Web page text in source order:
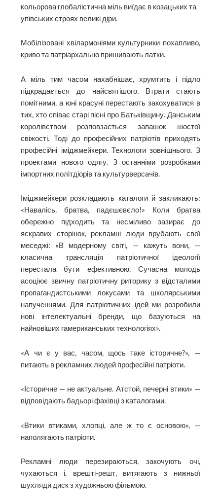
кольорова глобалістична міль виїдає в козацьких та
упівських строях великі діри.
Мобілізовані хвілармоніями культурники похапливо,
криво та патріархально пришивають латки.
А міль тим часом нахабнішає, хрумтить і підло
підкрадається до найсвятішого. Втрати стають
помітними, а юні красуні перестають закохуватися в
тих, хто співає старі пісні про Батьківщину. Данським
королівством розповзається запашок шостої
свіжості. Тоді до професійних патріотів приходять
професійні іміджмейкери. Технологи зовнішнього. З
проектами нового одягу. З останніми розробками
імпортних політдіорів та культурверсачів.
Іміджмейкери розкладають каталоги й закликають:
«Навалісь, братва, падєшєвєло!» Коли братва
обережно підходить та несміливо зазирає до
яскравих сторінок, рекламні люди врубають свої
меседжі: «В модерному світі, — кажуть вони, —
класична трансляція патріотичної ідеології
перестала бути ефективною. Сучасна молодь
асоціює звичну патріотичну риторику з відсталими
пропагандистськими локусами та школярськими
напученнями. Для патріотичних ідей ми розробили
нові інтелектуальні бренди, що базуються на
найновіших гамериканських технологіях».
«А чи є у вас, часом, щось таке історичне?», —
питають в рекламних людей професійні патріоти.
«Історичне — не актуальне. Атстой, печерні втики» —
відповідають бадьорі фахівці з каталогами.
«Втики втиками, хлопці, але ж то є основою», —
наполягають патріоти.
Рекламні люди перезираються, закочують очі,
чухаються і, врешті-решт, витягають з нижньої
шухляди диск з художньою фільмою.